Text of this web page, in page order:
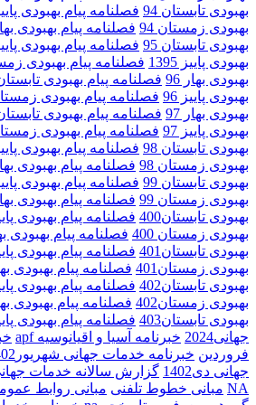
بهبودی تابستان 94
فصلنامه پیام بهبودی پاییز
بهبودی زمستان 94
فصلنامه پیام بهبودی بهار
بهبودی تابستان 95
فصلنامه پیام بهبودی پاییز
بهبودی پاییز 1395
فصلنامه پیام بهبودی
بهبودی بهار 96
فصلنامه پیام بهبودی تابستان
بهبودی پاییز 96
فصلنامه پیام بهبودی زمستان
بهبودی بهار 97
فصلنامه پیام بهبودی تابستان
بهبودی پاییز 97
فصلنامه پیام بهبودی
بهبودی تابستان 98
فصلنامه پیام بهبودی پاییز
بهبودی زمستان 98
فصلنامه پیام بهبودی بهار
بهبودی تابستان 99
فصلنامه پیام بهبودی پاییز
بهبودی زمستان 99
فصلنامه پیام بهبودی بهار
بهبودی تابستان400
فصلنامه پیام بهبودی پاییز
بهبودی زمستان 400
فصلنامه پیام بهبودی بهار
بهبودی تابستان401
فصلنامه پیام بهبودی پاییز
بهبودی زمستان401
فصلنامه پیام بهبودی
بهبودی تابستان402
فصلنامه پیام بهبودی پاییز
بهبودی زمستان402
فصلنامه پیام بهبودی بهار
بهبودی تابستان403
فصلنامه پیام بهبودی پاییز
جهانی2024
خبرنامه آسیا و اقیانوسیه apf
فروردین خبرنامه خدمات جهانی شهریور1402
جهانی دی1402
گزارش سالانه خدمات
NA مبانی خطوط تلفنی مبانی روابط